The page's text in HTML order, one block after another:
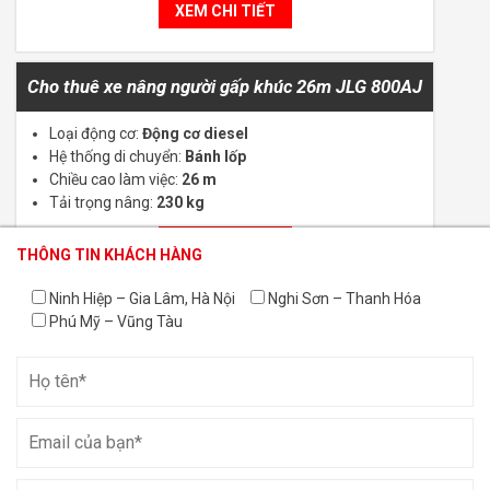
XEM CHI TIẾT
Cho thuê xe nâng người gấp khúc 26m JLG 800AJ
Loại động cơ: Động cơ diesel
Hệ thống di chuyển: Bánh lốp
Chiều cao làm việc: 26 m
Tải trọng nâng: 230 kg
XEM CHI TIẾT
Cho thuê xe nâng người tại Long Thành, Đồng Nai
Cho thuê xe nâng người Boom lift từ 14m – 58m
THÔNG TIN KHÁCH HÀNG
THÔNG TIN KHÁCH HÀNG
THÔNG TIN KHÁCH HÀNG
Ninh Hiệp – Gia Lâm, Hà Nội
Nghi Sơn – Thanh Hóa
Phú Mỹ – Vũng Tàu